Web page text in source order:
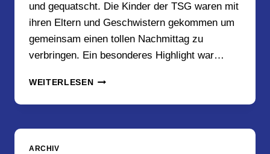
und gequatscht. Die Kinder der TSG waren mit
ihren Eltern und Geschwistern gekommen um
gemeinsam einen tollen Nachmittag zu
verbringen. Ein besonderes Highlight war…
WEITERLESENKINDERWEIHNACHTSFEIER
DER
2018
ARCHIV